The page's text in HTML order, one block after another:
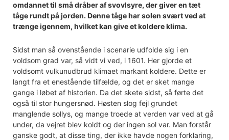
omdannet til små dråber af svovlsyre, der giver en tæt
tåge rundt på jorden. Denne tåge har solen svært ved at
trænge igennem, hvilket kan give et koldere klima.
Sidst man så ovenstående i scenarie udfolde sig i en
voldsom grad var, så vidt vi ved, i 1601. Her gjorde et
voldsomt vulkunudbrud klimaet markant koldere. Dette er
langt fra et enestående tilfælde, og det er sket mange
gange i løbet af historien. Da det skete sidst, så førte det
også til stor hungersnød. Høsten slog fejl grundet
manglende sollys, og mange troede at verden var ved at gå
under, da vejret blev koldt og der ingen sol var. Man forstår
ganske godt, at disse ting, der ikke havde nogen forklaring,